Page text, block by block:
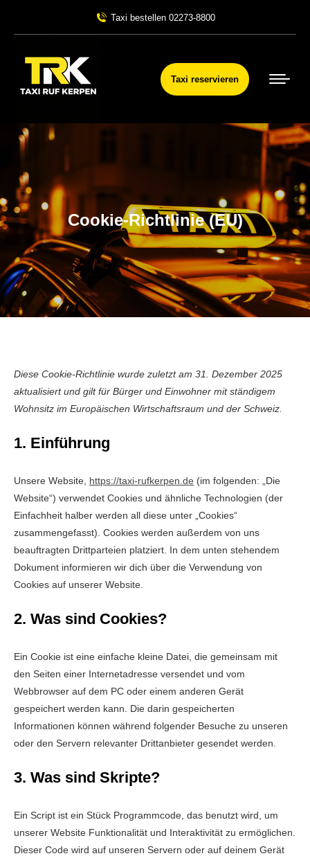
Taxi bestellen 02273-8800
Taxi reservieren
Cookie-Richtlinie (EU)
Sie befinden sich hier:
Diese Cookie-Richtlinie wurde zuletzt am 31. Dezember 2025
aktualisiert und gilt für Bürger und Einwohner mit ständigem
Wohnsitz im Europäischen Wirtschaftsraum und der Schweiz.
1. Einführung
Unsere Website, https://taxi-rufkerpen.de (im folgenden: „Die
Website“) verwendet Cookies und ähnliche Technologien (der
Einfachheit halber werden all diese unter „Cookies“
zusammengefasst). Cookies werden außerdem von uns
beauftragten Drittparteien platziert. In dem unten stehendem
Dokument informieren wir dich über die Verwendung von
Cookies auf unserer Website.
2. Was sind Cookies?
Ein Cookie ist eine einfache kleine Datei, die gemeinsam mit
den Seiten einer Internetadresse versendet und vom
Webbrowser auf dem PC oder einem anderen Gerät
gespeichert werden kann. Die darin gespeicherten
Informationen können während folgender Besuche zu unseren
oder den Servern relevanter Drittanbieter gesendet werden.
3. Was sind Skripte?
Ein Script ist ein Stück Programmcode, das benutzt wird, um
unserer Website Funktionalität und Interaktivität zu ermöglichen.
Dieser Code wird auf unseren Servern oder auf deinem Gerät